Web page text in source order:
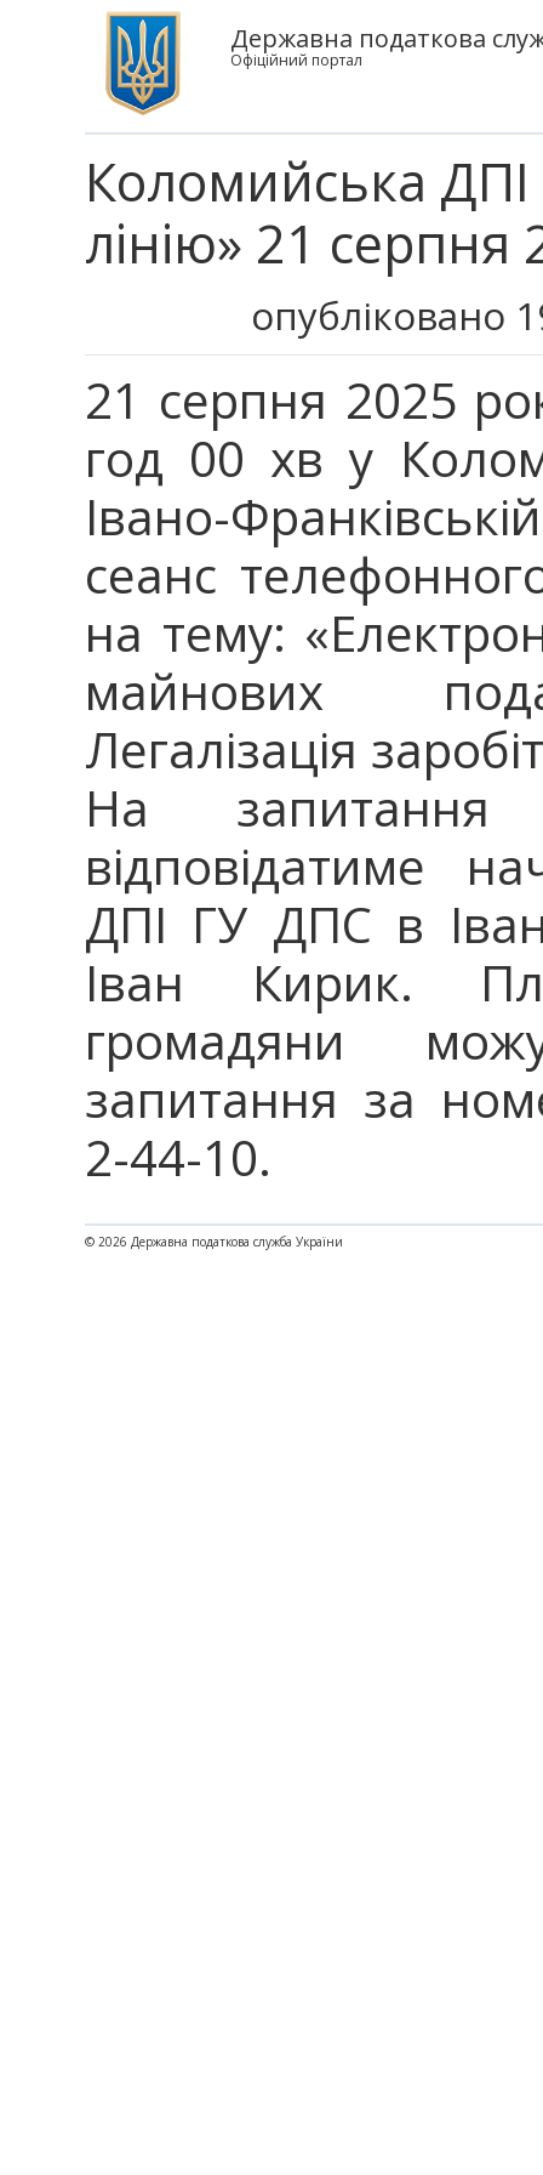
Державна податкова
Офіційний портал
Коломийська
лінію» 21 серпня
опубліковано
21 серпня 2025
год 00 хв у
Івано-
сеанс
на тему:
майнових
Легалізація
На запитання
відповідатиме
ДПІ ГУ ДПС в
Іван Кирик.
громадяни
запитання за
2-44-10.
© 2026 Державна податкова служба України